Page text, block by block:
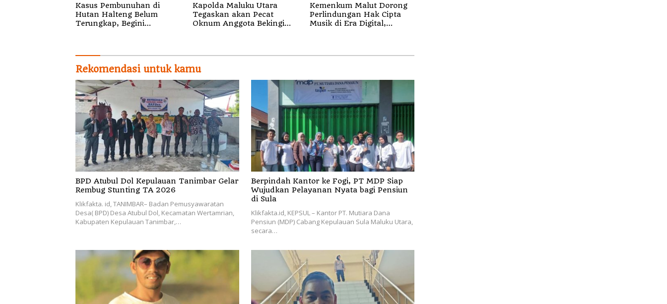
Kasus Pembunuhan di
Hutan Halteng Belum
Terungkap, Begini
Kapolda Maluku Utara
Tegaskan akan Pecat
Oknum Anggota Bekingi
Kemenkum Malut Dorong
Perlindungan Hak Cipta
Musik di Era Digital,
Rekomendasi untuk kamu
BPD Atubul Dol Kepulauan Tanimbar Gelar
Rembug Stunting TA 2026
Klikfakta. id, TANIMBAR– Badan Pemusyawaratan
Desa( BPD) Desa Atubul Dol, Kecamatan Wertamrian,
Kabupaten Kepulauan Tanimbar,…
Berpindah Kantor ke Fogi, PT MDP Siap
Wujudkan Pelayanan Nyata bagi Pensiun
di Sula
Klikfakta.id, KEPSUL – Kantor PT. Mutiara Dana
Pensiun (MDP) Cabang Kepulauan Sula Maluku Utara,
secara…